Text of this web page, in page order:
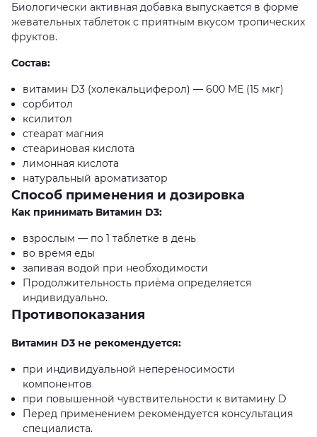
Биологически активная добавка выпускается в форме
жевательных таблеток с приятным вкусом тропических
фруктов.
Состав:
витамин D3 (холекальциферол) — 600 МЕ (15 мкг)
сорбитол
ксилитол
стеарат магния
стеариновая кислота
лимонная кислота
натуральный ароматизатор
Способ применения и дозировка
Как принимать Витамин D3:
взрослым — по 1 таблетке в день
во время еды
запивая водой при необходимости
Продолжительность приёма определяется
индивидуально.
Противопоказания
Витамин D3 не рекомендуется:
при индивидуальной непереносимости
компонентов
при повышенной чувствительности к витамину D
Перед применением рекомендуется консультация
специалиста.